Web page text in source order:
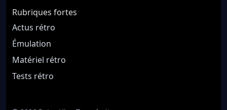
Rubriques fortes
Actus rétro
Émulation
Matériel rétro
Tests rétro